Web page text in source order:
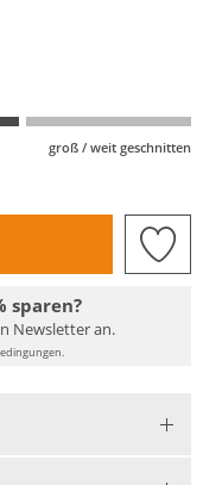
groß / weit geschnitten
sparen?
Newsletter an.